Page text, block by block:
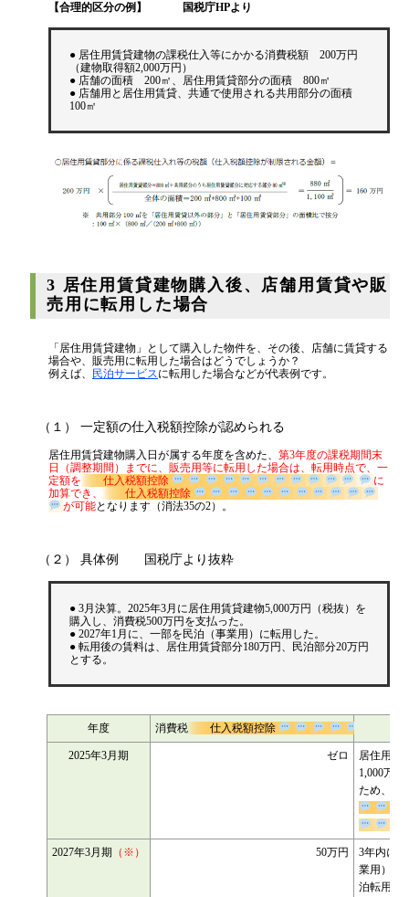
【合理的区分の例】 国税庁HPより
● 居住用賃貸建物の課税仕入等にかかる消費税額 200万円
（建物取得額2,000万円）
● 店舗の面積 200㎡、居住用賃貸部分の面積 800㎡
● 店舗用と居住用賃貸、共通で使用される共用部分の面積
100㎡
3 居住用賃貸建物購入後、店舗用賃貸や販
売用に転用した場合
「居住用賃貸建物」として購入した物件を、その後、店舗に賃貸する
場合や、販売用に転用した場合はどうでしょうか？
例えば、
民泊サービスに転用した場合などが代表例です。
（１） 一定額の仕入税額控除が認められる
居住用賃貸建物購入日が属する年度を含めた、 第3年度の課税期間末
日（調整期間）までに、販売用等に転用した場合は、転用時点で、一
定額を
仕入税額控除
に加算でき、
仕入税額控除
が可能 となります（消法35の2）。
（２） 具体例 国税庁より抜粋
● 3月決算。2025年3月に居住用賃貸建物5,000万円（税抜）を
購入し、消費税500万円を支払った。
● 2027年1月に、一部を民泊（事業用）に転用した。
● 転用後の賃料は、居住用賃貸部分180万円、民泊部分20万円
とする。
年度 消費税 仕入税額控除
2025年3月期 ゼロ
居住用
1,000万
ため、
可。
3年内に
業用）